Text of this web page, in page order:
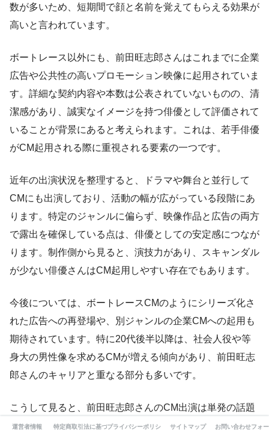
数が多いため、短期間で顔と名前を覚えてもらえる効果が
高いと言われています。
ボートレース以外にも、前田旺志郎さんはこれまでに企業
広告や公共性の高いプロモーション映像に起用されていま
す。詳細な契約内容や本数は公表されていないものの、清
潔感があり、誠実なイメージを持つ俳優として評価されて
いることが背景にあると考えられます。これは、若手俳優
がCM起用される際に重視される要素の一つです。
近年の出演状況を整理すると、ドラマや舞台と並行して
CMにも出演しており、活動の幅が広がっている段階にあ
ります。特定のジャンルに偏らず、映像作品と広告の両方
で露出を確保している点は、俳優としての安定感につなが
ります。制作側から見ると、演技力があり、スキャンダル
が少ない俳優さんはCM起用しやすい存在でもあります。
今後については、ボートレースCMのようにシリーズ化さ
れた広告への再登場や、別ジャンルの企業CMへの起用も
期待されています。特に20代後半以降は、社会人役や等
身大の男性像を求めるCMが増える傾向があり、前田旺志
郎さんのキャリアと重なる部分も多いです。
こうして見ると、前田旺志郎さんのCM出演は単発の話題
ではなく、俳優としての評価が広告分野にも波及している
運営者情報 特定商取引法に基づく表記プライバシーポリシー サイトマップ お問い合わせフォ